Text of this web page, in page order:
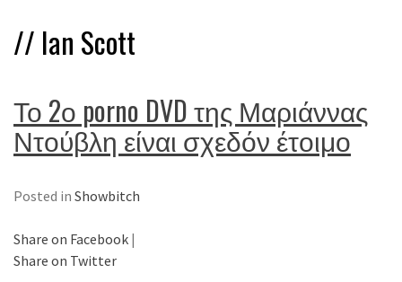
// Ian Scott
Το 2ο porno DVD της Μαριάννας
Ντούβλη είναι σχεδόν έτοιμο
Posted in Showbitch
Share on Facebook |
Share on Twitter